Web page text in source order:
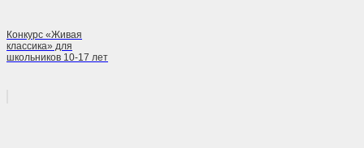
Конкурс «Живая
классика» для
школьников 10-17 лет